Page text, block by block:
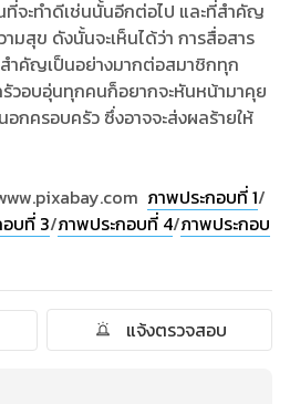
ที่จะทำดีเช่นนั้นอีกต่อไป และที่สำคัญ
มสุข ดังนั้นจะเห็นได้ว่า การสื่อสาร
ำคัญเป็นอย่างมากต่อสมาชิกทุก
วอบอุ่นทุกคนก็อยากจะหันหน้ามาคุย
กครอบครัว ซึ่งอาจจะส่งผลร้ายให้
ภาพประกอบที่ 1/
บที่ 3/ภาพประกอบที่ 4/ภาพประกอบ
แจ้งตรวจสอบ